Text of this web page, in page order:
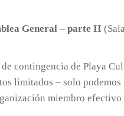
General – parte II
contingencia de Playa
limitados – solo
miembro efectivo